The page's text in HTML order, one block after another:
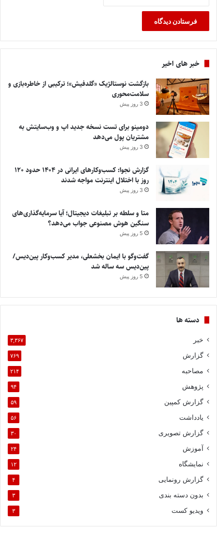
خبر های اخیر
بازگشت نوستالژیک «گلدفیش»؛ ترکیبی از خاطره‌بازی و
سلامت‌محوری
3 روز پیش
دومینو برای تست نسخه جدید اپ و وب‌سایتش به
مشتریان پول می‌دهد
3 روز پیش
گزارش نجوا: کسب‌وکارهای ایرانی در ۱۴۰۴ حدود ۱۲۰
روز با اختلال اینترنت مواجه شدند
3 روز پیش
متا و سلطه بر تبلیغات دیجیتال؛ آیا سرمایه‌گذاری‌های
سنگین هوش مصنوعی جواب می‌دهد؟
5 روز پیش
گفت‌وگو با ایمان بخشعلی، مدیر کسب‌وکار پین‌دیس/
پین‌دیس سه ساله شد
5 روز پیش
دسته ها
خبر ۳,۳۶۷
گزارش ۷۶۹
مصاحبه ۲۱۴
پژوهش ۹۴
گزارش کمپین ۵۹
یادداشت ۵۶
گزارش تصویری ۳۰
آموزش ۲۴
نمایشگاه ۱۲
گزارش رونمایی ۴
بدون دسته بندی ۳
ویدیو کست ۳